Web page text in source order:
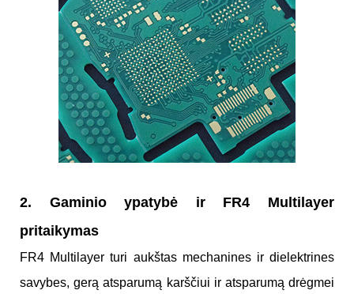
2. Gaminio ypatybė ir FR4 Multilayer
pritaikymas
FR4 Multilayer turi aukštas mechanines ir dielektrines
savybes, gerą atsparumą karščiui ir atsparumą drėgmei